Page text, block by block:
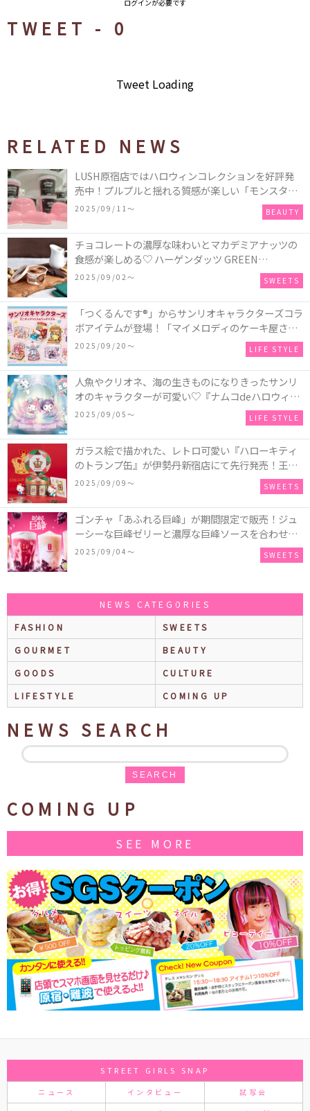
ログインが必要です
TWEET - 0
Tweet Loading
RELATED NEWS
LUSH原宿店ではハロウィンコレクションを好評発
売中！プルプルと揺れる質感が楽しい「モンスター
オクトパス」や定番の「ゴースティー」「パンキン
2025/09/11〜 BEAUTY
チョコレートの濃厚な味わいとマカデミアナッツの
食感が楽しめる♡ ハーゲンダッツ GREEN
CRAFT(グリーンクラフト) ミニカップ『チョコレー
2025/09/02〜 SWEETS
「つくるんです®」からサンリオキャラクターズコラ
ボアイテムが登場！「マイメロディのケーキ屋さ
ん」などミニチュアハウス8種類と、「シナモロール
のメリーゴーランド」などオルゴールで動く仕掛け
付きのウッドパズル2種類♪
2025/09/20〜 LIFE STYLE
人魚やクリオネ、海の生きものになりきったサンリ
オのキャラクターが可愛い♡『ナムコdeハロウィン
2025～マーメイドファンタジー～』全国のアミュー
ズメント施設「ナムコ」「ナムコオンラインクレー
ン」で開催！
2025/09/05〜 LIFE STYLE
ガラス絵で描かれた、レトロ可愛い『ハローキティ
のトランプ缶』が伊勢丹新宿店にて先行発売！王冠
キティのフィギュア、キティトランプのステッカー
2025/09/09〜 SWEETS
ゴンチャ「あふれる巨峰」が期間限定で販売！ジュ
ーシーな巨峰ゼリーと濃厚な巨峰ソースを合わせた
ミルクティー、ティーエード、ジェラッティー、ス
2025/09/04〜 SWEETS
NEWS CATEGORIES
FASHION
SWEETS
GOURMET
BEAUTY
GOODS
CULTURE
LIFESTYLE
COMING UP
NEWS SEARCH
SEARCH
COMING UP
SEE MORE
STREET GIRLS SNAP
ニュース インタビュー 試写会